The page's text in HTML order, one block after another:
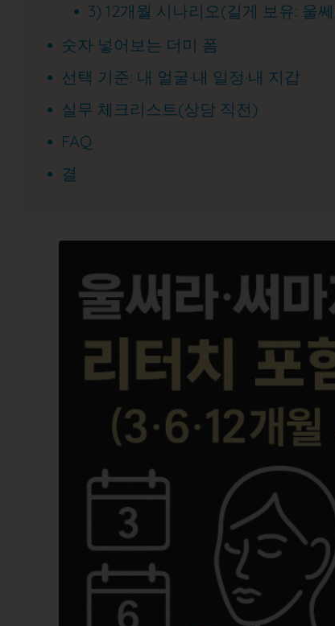
3) 12개월 시나리오(길게 보유: 울
숫자 넣어보는 더미 폼
선택 기준: 내 얼굴·내 일정·내 지갑
실무 체크리스트(상담 직전)
FAQ
결